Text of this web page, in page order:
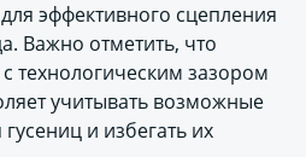
эффективного сцепления
Важно отметить, что
технологическим зазором
учитывать возможные
и избегать их